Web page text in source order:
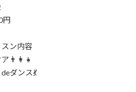
円
ン内容
👨‍👩‍👧
ダンス💃